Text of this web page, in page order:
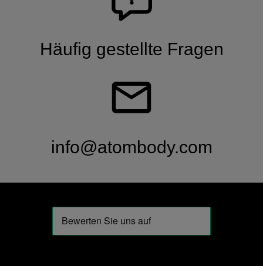
Häufig gestellte Fragen
info@atombody.com